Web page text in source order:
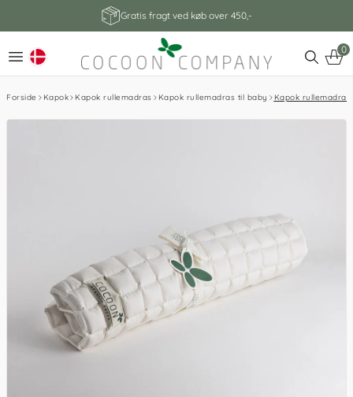
Gratis fragt ved køb over 450,-
0
Forside Kapok Kapok rullemadras Kapok rullemadras til baby Kapok